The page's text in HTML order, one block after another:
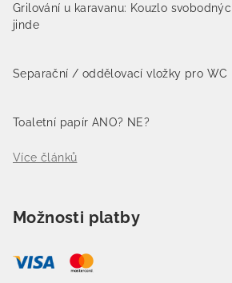
Grilování u karavanu: Kouzlo
jinde
Separační / oddělovací vložky pro WC
Toaletní papír ANO? NE?
Více článků
Možnosti platby